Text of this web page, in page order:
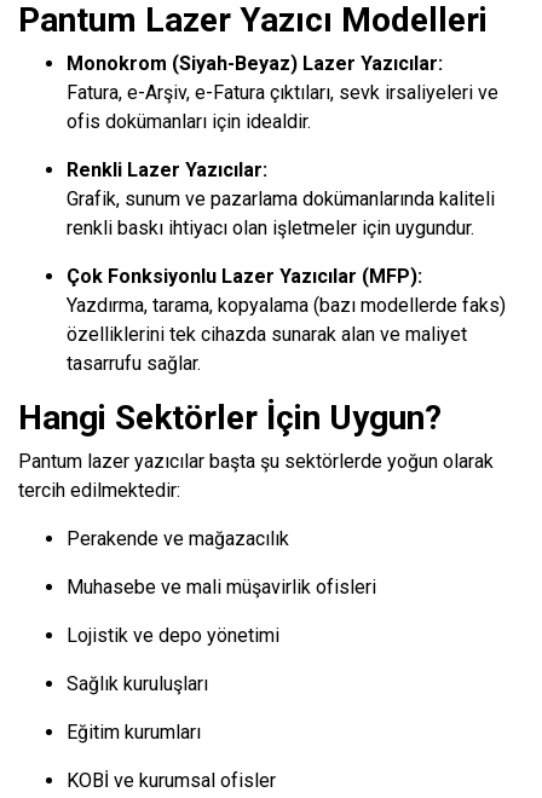
Pantum Lazer Yazıcı Modelleri
Monokrom (Siyah-Beyaz) Lazer Yazıcılar:
Fatura, e-Arşiv, e-Fatura çıktıları, sevk irsaliyeleri ve
ofis dokümanları için idealdir.
Renkli Lazer Yazıcılar:
Grafik, sunum ve pazarlama dokümanlarında kaliteli
renkli baskı ihtiyacı olan işletmeler için uygundur.
Çok Fonksiyonlu Lazer Yazıcılar (MFP):
Yazdırma, tarama, kopyalama (bazı modellerde faks)
özelliklerini tek cihazda sunarak alan ve maliyet
tasarrufu sağlar.
Hangi Sektörler İçin Uygun?
Pantum lazer yazıcılar başta şu sektörlerde yoğun olarak
tercih edilmektedir:
Perakende ve mağazacılık
Muhasebe ve mali müşavirlik ofisleri
Lojistik ve depo yönetimi
Sağlık kuruluşları
Eğitim kurumları
KOBİ ve kurumsal ofisler